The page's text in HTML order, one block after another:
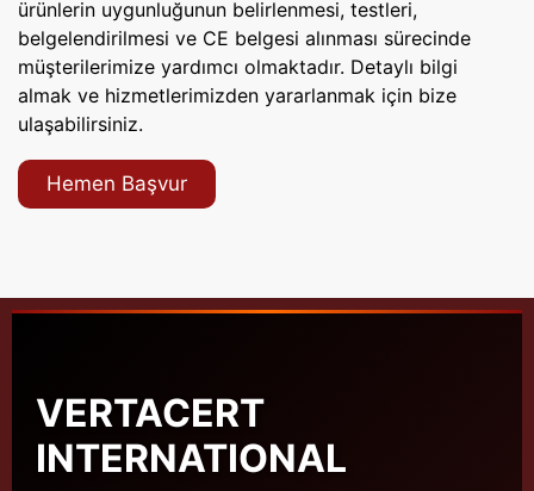
ürünlerin uygunluğunun belirlenmesi, testleri,
belgelendirilmesi ve CE belgesi alınması sürecinde
müşterilerimize yardımcı olmaktadır. Detaylı bilgi
almak ve hizmetlerimizden yararlanmak için bize
ulaşabilirsiniz.
Hemen Başvur
VERTACERT
INTERNATIONAL